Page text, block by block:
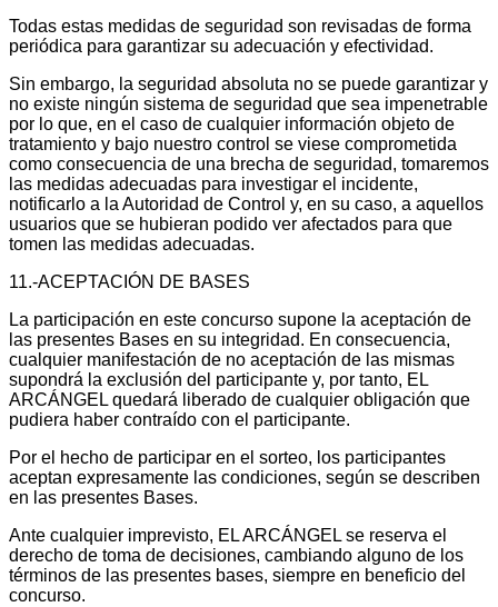
Todas estas medidas de seguridad son revisadas de forma
periódica para garantizar su adecuación y efectividad.
Sin embargo, la seguridad absoluta no se puede garantizar y
no existe ningún sistema de seguridad que sea impenetrable
por lo que, en el caso de cualquier información objeto de
tratamiento y bajo nuestro control se viese comprometida
como consecuencia de una brecha de seguridad, tomaremos
las medidas adecuadas para investigar el incidente,
notificarlo a la Autoridad de Control y, en su caso, a aquellos
usuarios que se hubieran podido ver afectados para que
tomen las medidas adecuadas.
11.-ACEPTACIÓN DE BASES
La participación en este concurso supone la aceptación de
las presentes Bases en su integridad. En consecuencia,
cualquier manifestación de no aceptación de las mismas
supondrá la exclusión del participante y, por tanto, EL
ARCÁNGEL quedará liberado de cualquier obligación que
pudiera haber contraído con el participante.
Por el hecho de participar en el sorteo, los participantes
aceptan expresamente las condiciones, según se describen
en las presentes Bases.
Ante cualquier imprevisto, EL ARCÁNGEL se reserva el
derecho de toma de decisiones, cambiando alguno de los
términos de las presentes bases, siempre en beneficio del
concurso.